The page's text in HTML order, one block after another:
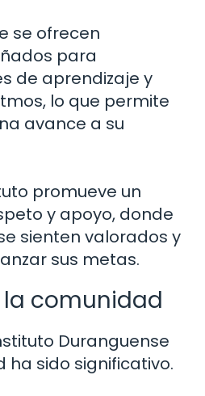
se ofrecen
para
de aprendizaje y
lo que permite
avance a su
promueve un
y apoyo, donde
sienten valorados y
sus metas.
comunidad
Duranguense
ha sido significativo.